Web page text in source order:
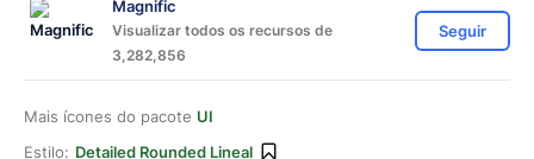
Magnific
Visualizar todos os recursos de
3,282,856
Seguir
Mais ícones do pacote UI
Estilo: Detailed Rounded Lineal